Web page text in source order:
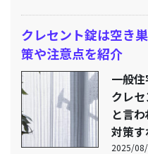
クレセント錠は空き
策や注意点を紹介
一般
クレ
と言
対策
2025/